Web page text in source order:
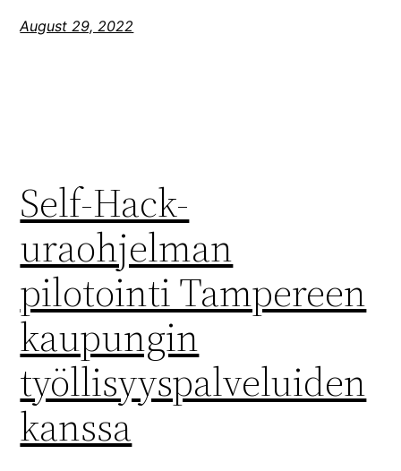
August 29, 2022
Self-Hack-
uraohjelman
pilotointi Tampereen
kaupungin
työllisyyspalveluiden
kanssa